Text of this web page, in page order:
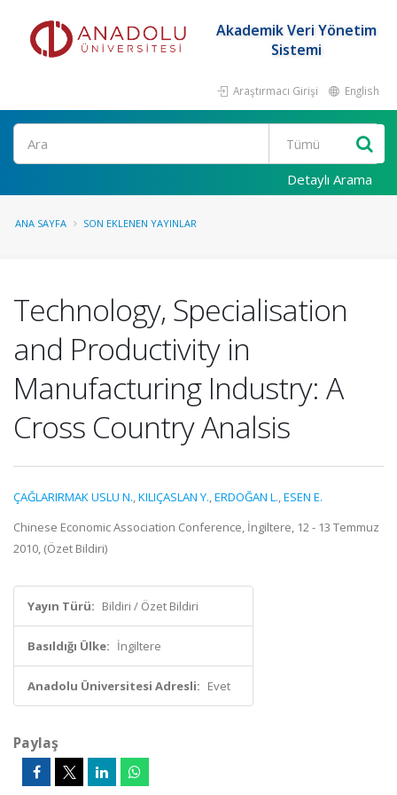
Akademik Veri Yönetim
Sistemi
Araştırmacı Girişi English
Ara
Detaylı Arama
ANA SAYFA SON EKLENEN YAYINLAR
Technology, Specialisation
and Productivity in
Manufacturing Industry: A
Cross Country Analsis
ÇAĞLARIRMAK USLU N.,KILIÇASLAN Y.,ERDOĞAN L.,ESEN E.
Chinese Economic Association Conference, İngiltere, 12 - 13 Temmuz
2010, (Özet Bildiri)
Yayın Türü: Bildiri / Özet Bildiri
Basıldığı Ülke: İngiltere
Anadolu Üniversitesi Adresli: Evet
Paylaş